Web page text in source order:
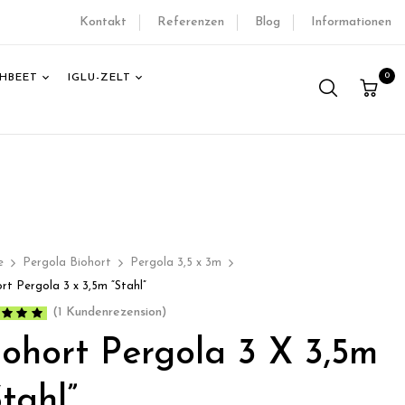
Kontakt Referenzen Blog Informationen
IGLU-ZELT 0
Pergola Biohort
Pergola 3,5 x 3m
Pergola 3 x 3,5m “Stahl”
5,
auf
(1 Kundenrezension)
Pergola 3 X 3,5m